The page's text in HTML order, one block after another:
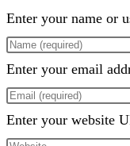
Enter your name or
Enter your email
Enter your website